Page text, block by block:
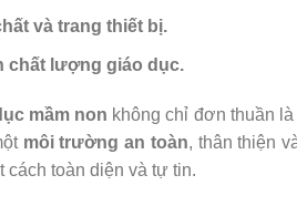
và trang thiết bị.
chất lượng giáo dục.
mầm non không chỉ đơn thuần
môi trường an toàn, thân thiện
cách toàn diện và tự tin.